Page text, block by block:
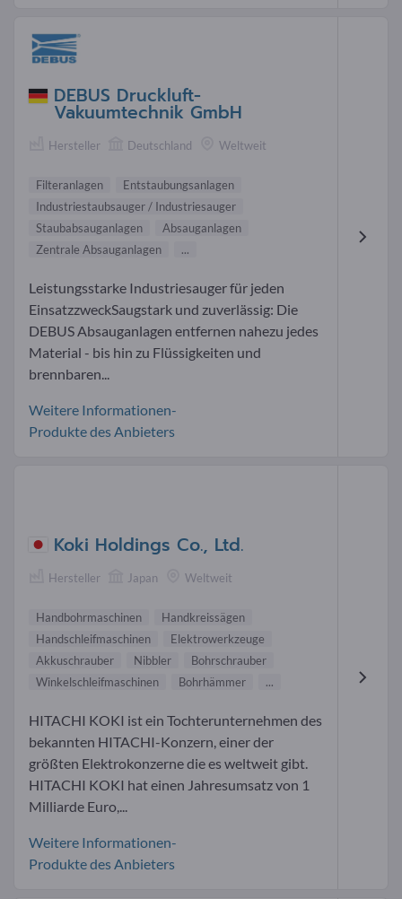
DEBUS Druckluft-
Vakuumtechnik GmbH
Hersteller Deutschland Weltweit
Filteranlagen
Entstaubungsanlagen
Industriestaubsauger / Industriesauger
Staubabsauganlagen
Absauganlagen
Zentrale Absauganlagen
...
Leistungsstarke Industriesauger für jeden
EinsatzzweckSaugstark und zuverlässig: Die
DEBUS Absauganlagen entfernen nahezu jedes
Material - bis hin zu Flüssigkeiten und
brennbaren...
Weitere Informationen-
Produkte des Anbieters
Koki Holdings Co., Ltd.
Hersteller Japan Weltweit
Handbohrmaschinen
Handkreissägen
Handschleifmaschinen
Elektrowerkzeuge
Akkuschrauber
Nibbler
Bohrschrauber
Winkelschleifmaschinen
Bohrhämmer ...
HITACHI KOKI ist ein Tochterunternehmen des
bekannten HITACHI-Konzern, einer der
größten Elektrokonzerne die es weltweit gibt.
HITACHI KOKI hat einen Jahresumsatz von 1
Milliarde Euro,...
Weitere Informationen-
Produkte des Anbieters